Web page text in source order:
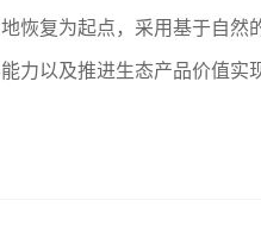
恢复为起点，采用基于自
力以及推进生态产品价值